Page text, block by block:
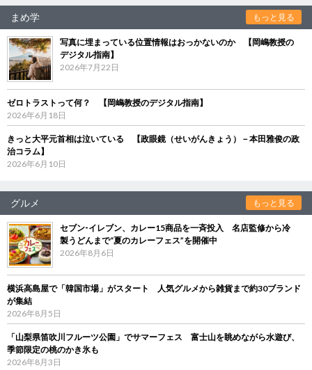
まめ学 もっと見る
写真に埋まっている位置情報はおっかないのか 【岡嶋教授の
デジタル指南】
2026年7月22日
ゼロトラストって何？ 【岡嶋教授のデジタル指南】
2026年6月18日
きっと大平元首相は泣いている 【政眼鏡（せいがんきょう）－本田雅俊の政
治コラム】
2026年6月10日
グルメ もっと見る
セブン‐イレブン、カレー15商品を一斉投入 名店監修から冷
製うどんまで“夏のカレーフェス”を開催中
2026年8月6日
横浜高島屋で「韓国市場」がスタート 人気グルメから雑貨まで約30ブランド
が集結
2026年8月5日
「山梨県笛吹川フルーツ公園」でサマーフェス 富士山を眺めながら水遊び、
季節限定の桃のかき氷も
2026年8月3日